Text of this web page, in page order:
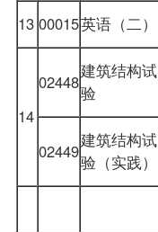
13 00015英语（二）
14
02448
建筑结构试
验
02449
建筑结构试
验（实践）